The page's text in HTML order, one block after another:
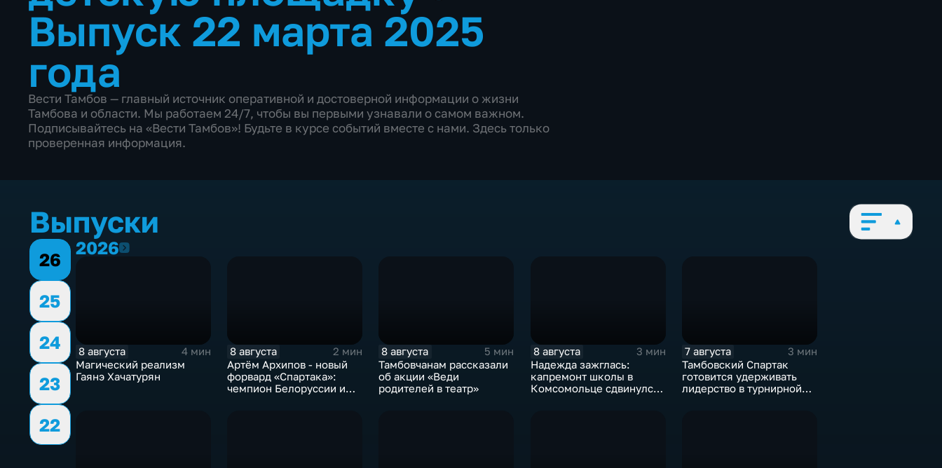
Выпуск 22 марта 2025
года
Вести Тамбов — главный источник оперативной и достоверной информации о жизни
Тамбова и области. Мы работаем 24/7, чтобы вы первыми узнавали о самом важном.
Подписывайтесь на «Вести Тамбов»! Будьте в курсе событий вместе с нами. Здесь только
проверенная информация.
Выпуски
26
25
24
23
22
20262026
8 августа
4 мин
Магический реализм
Гаянэ Хачатурян
8 августа
2 мин
Артём Архипов - новый
форвард «Спартака»:
чемпион Белоруссии и
8 августа
5 мин
Тамбовчанам рассказали
об акции «Веди
родителей в театр»
8 августа
3 мин
Надежда зажглась:
капремонт школы в
Комсомольце сдвинулся
7 августа
3 мин
Тамбовский Спартак
готовится удерживать
лидерство в турнирной